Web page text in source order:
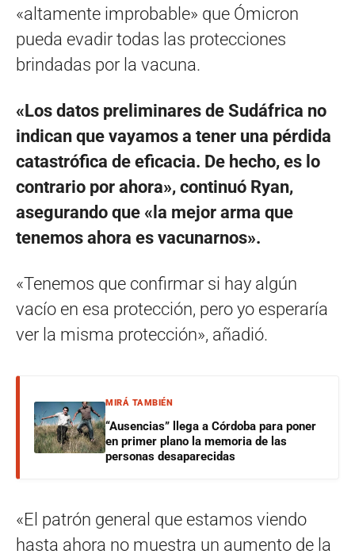
«altamente improbable» que Ómicron
pueda evadir todas las protecciones
brindadas por la vacuna.
«Los datos preliminares de Sudáfrica no
indican que vayamos a tener una pérdida
catastrófica de eficacia. De hecho, es lo
contrario por ahora», continuó Ryan,
asegurando que «la mejor arma que
tenemos ahora es vacunarnos».
«Tenemos que confirmar si hay algún
vacío en esa protección, pero yo esperaría
ver la misma protección», añadió.
MIRÁ TAMBIÉN
“Ausencias” llega a Córdoba para poner
en primer plano la memoria de las
personas desaparecidas
«El patrón general que estamos viendo
hasta ahora no muestra un aumento de la